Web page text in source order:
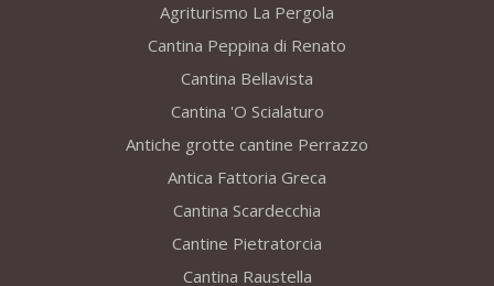
Agriturismo La Pergola
Cantina Peppina di Renato
Cantina Bellavista
Cantina 'O Scialaturo
Antiche grotte cantine Perrazzo
Antica Fattoria Greca
Cantina Scardecchia
Cantine Pietratorcia
Cantina Raustella